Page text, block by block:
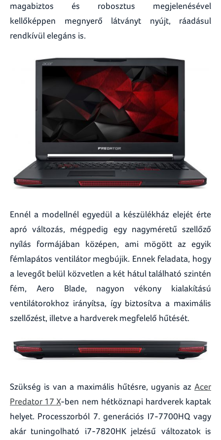
magabiztos és robosztus megjelenésével
kellőképpen megnyerő látványt nyújt, ráadásul
rendkívül elegáns is.
Ennél a modellnél egyedül a készülékház elejét érte
apró változás, mégpedig egy nagyméretű szellőző
nyílás formájában középen, ami mögött az egyik
fémlapátos ventilátor megbújik. Ennek feladata, hogy
a levegőt belül közvetlen a két hátul található szintén
fém, Aero Blade, nagyon vékony kialakítású
ventilátorokhoz irányítsa, így biztosítva a maximális
szellőzést, illetve a hardverek megfelelő hűtését.
Szükség is van a maximális hűtésre, ugyanis az Acer
Predator 17 X-ben nem hétköznapi hardverek kaptak
helyet. Processzorból 7. generációs I7-7700HQ vagy
akár tuningolható i7-7820HK jelzésű változatok is